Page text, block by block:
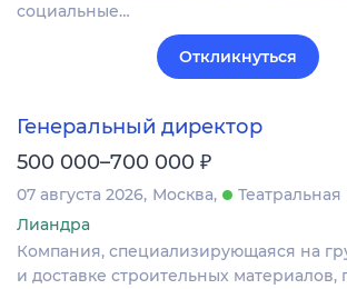
социальные…
Откликнуться
Генеральный директор
500 000–700 000 ₽
07 августа 2026 Москва
Театральная
Лиандра
Компания, специализирующаяся на
и доставке строительных материалов,